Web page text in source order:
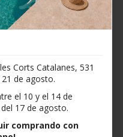
Corts Catalanes, 531
de agosto.
el 10 y el 14 de
17 de agosto.
comprando con